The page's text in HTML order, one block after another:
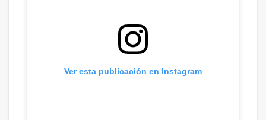
Ver esta publicación en Instagram